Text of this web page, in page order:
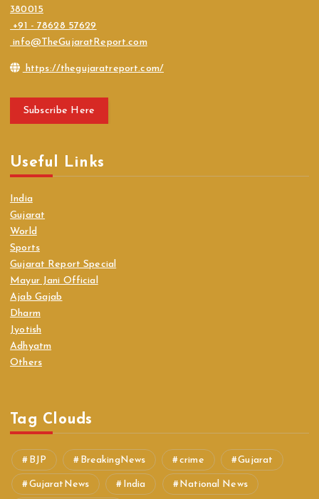
380015
+91 - 78628 57629
info@TheGujaratReport.com
https://thegujaratreport.com/
Subscribe Here
Useful Links
India
Gujarat
World
Sports
Gujarat Report Special
Mayur Jani Official
Ajab Gajab
Dharm
Jyotish
Adhyatm
Others
Tag Clouds
BJP BreakingNews crime Gujarat
GujaratNews India National News